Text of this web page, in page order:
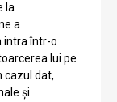
la
a
intra într-o
lui pe
cazul dat,
și